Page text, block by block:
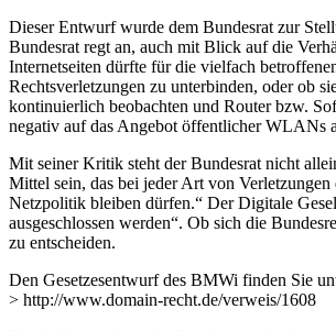
Dieser Entwurf wurde dem Bundesrat zur
Bundesrat regt an, auch mit Blick auf die
Internetseiten dürfte für die vielfach
Rechtsverletzungen zu unterbinden, oder ob
kontinuierlich beobachten und Router bzw.
negativ auf das Angebot öffentlicher WLANs
Mit seiner Kritik steht der Bundesrat nicht
Mittel sein, das bei jeder Art von
Netzpolitik bleiben dürfen.“ Der Digitale
ausgeschlossen werden“. Ob sich die
zu entscheiden.
Den Gesetzesentwurf des BMWi finden Sie
> http://www.domain-recht.de/verweis/1608